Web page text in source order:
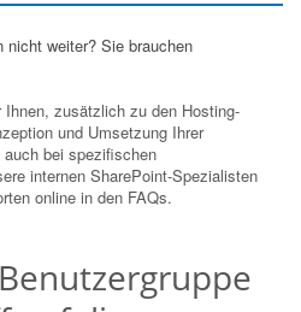
nicht weiter? Sie brauchen
zusätzlich zu den Hosting-
und Umsetzung Ihrer
bei spezifischen
internen SharePoint-Spezialisten
online in den FAQs.